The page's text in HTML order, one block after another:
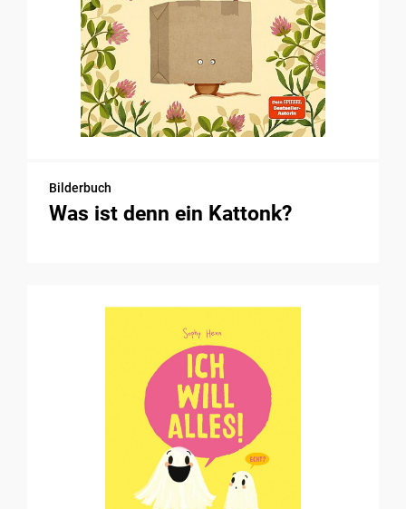
Bilderbuch
Was ist denn ein Kattonk?